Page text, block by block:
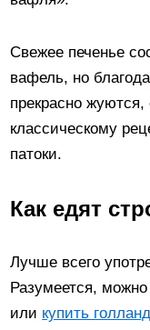
Свежее печенье
вафель, но
прекрасно
классическому
патоки.
Как едят
Лучше всего
Разумеется, можно
или купить